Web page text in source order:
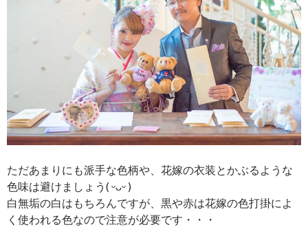
ただあまりにも派手な色柄や、花嫁の衣装とかぶるような
色味は避けましょう( ᵕᴗᵕ )
白無垢の白はもちろんですが、黒や赤は花嫁の色打掛によ
く使われる色なので注意が必要です・・・